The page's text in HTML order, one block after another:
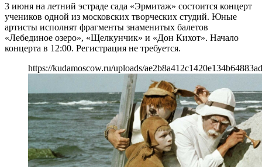
3 июня на летний эстраде сада «Эрмитаж» состоится концерт
учеников одной из московских творческих студий. Юные
артисты исполнят фрагменты знаменитых балетов
«Лебединое озеро», «Щелкунчик» и «Дон Кихот». Начало
концерта в 12:00. Регистрация не требуется.
https://kudamoscow.ru/uploads/